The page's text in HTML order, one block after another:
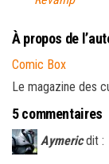
À propos de
Comic Box
Le magazine des
5 commentaires
Aymeric dit :